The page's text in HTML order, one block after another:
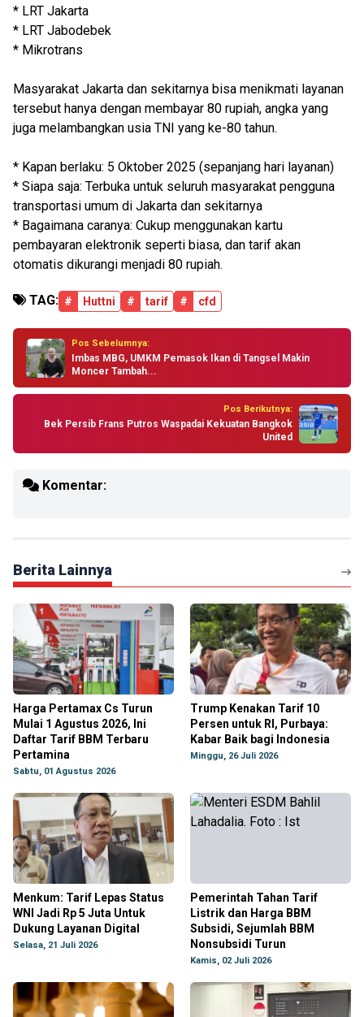
* LRT Jakarta
* LRT Jabodebek
* Mikrotrans
Masyarakat Jakarta dan sekitarnya bisa menikmati layanan
tersebut hanya dengan membayar 80 rupiah, angka yang
juga melambangkan usia TNI yang ke-80 tahun.
* Kapan berlaku: 5 Oktober 2025 (sepanjang hari layanan)
* Siapa saja: Terbuka untuk seluruh masyarakat pengguna
transportasi umum di Jakarta dan sekitarnya
* Bagaimana caranya: Cukup menggunakan kartu
pembayaran elektronik seperti biasa, dan tarif akan
otomatis dikurangi menjadi 80 rupiah.
TAG: # Huttni # tarif # cfd
Pos Sebelumnya:
Imbas MBG, UMKM Pemasok Ikan di Tangsel Makin
Moncer Tambah...
Pos Berikutnya:
Bek Persib Frans Putros Waspadai Kekuatan Bangkok
United
Komentar:
Berita Lainnya
Harga Pertamax Cs Turun
Mulai 1 Agustus 2026, Ini
Daftar Tarif BBM Terbaru
Pertamina
Sabtu, 01 Agustus 2026
Trump Kenakan Tarif 10
Persen untuk RI, Purbaya:
Kabar Baik bagi Indonesia
Minggu, 26 Juli 2026
Menkum: Tarif Lepas Status
WNI Jadi Rp 5 Juta Untuk
Dukung Layanan Digital
Selasa, 21 Juli 2026
Pemerintah Tahan Tarif
Listrik dan Harga BBM
Subsidi, Sejumlah BBM
Nonsubsidi Turun
Kamis, 02 Juli 2026